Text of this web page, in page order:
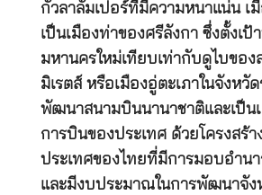
กัวลาลัมเปอร์ที่มีความหนาแน่น เ
เป็นเมืองท่าของศรีลังกา ซึ่งตั้งเป้
มหานครใหม่เทียบเท่ากับดูไบของ
มิเรตส์ หรือเมืองอู่ตะเภาในจังหวั
พัฒนาสนามบินนานาชาติและเป็น
การบินของประเทศ ด้วยโครงสร้า
ประเทศของไทยที่มีการมอบอำนา
และมีงบประมาณในการพัฒนาจัง